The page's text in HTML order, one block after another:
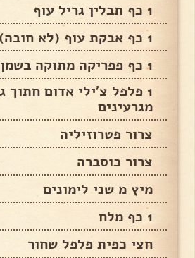
1 כף תבלין גריל עוף
1 כף אבקת עוף (לא חובה)
1 כף פפריקה מתוקה בשמן
1 פלפל צ'ילי אדום חתוך
מגרעינים
צרור פטרוזיליה
צרור כוסברה
מיץ מ שני לימונים
1 כף מלח
חצי כפית פלפל שחור